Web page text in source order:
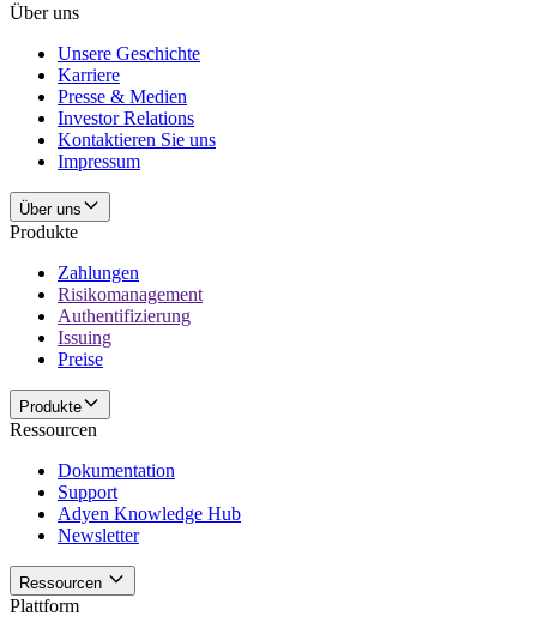
Über uns
Unsere Geschichte
Karriere
Presse & Medien
Investor Relations
Kontaktieren Sie uns
Impressum
Über uns
Produkte
Zahlungen
Risikomanagement
Authentifizierung
Issuing
Preise
Produkte
Ressourcen
Dokumentation
Support
Adyen Knowledge Hub
Newsletter
Ressourcen
Plattform